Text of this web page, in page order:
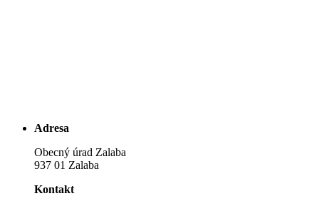
Adresa
Obecný úrad Zalaba
937 01 Zalaba
Kontakt